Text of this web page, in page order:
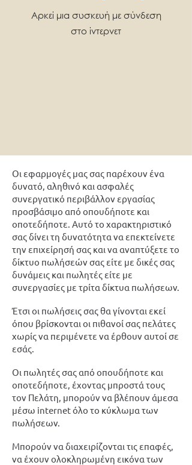
Αρκεί μια συσκευή με σύνδεση
στο ίντερνετ
Οι εφαρμογές μας σας παρέχουν ένα
δυνατό, αληθινό και ασφαλές
συνεργατικό περιβάλλον εργασίας
προσβάσιμο από οπουδήποτε και
οποτεδήποτε. Αυτό το χαρακτηριστικό
σας δίνει τη δυνατότητα να επεκτείνετε
την επιχείρησή σας και να αναπτύξετε το
δίκτυο πωλήσεών σας είτε με δικές σας
δυνάμεις και πωλητές είτε με
συνεργασίες με τρίτα δίκτυα πωλήσεων.
Έτσι οι πωλήσεις σας θα γίνονται εκεί
όπου βρίσκονται οι πιθανοί σας πελάτες
χωρίς να περιμένετε να έρθουν αυτοί σε
εσάς.
Οι πωλητές σας από οπουδήποτε και
οποτεδήποτε, έχοντας μπροστά τους
τον Πελάτη, μπορούν να βλέπουν άμεσα
μέσω internet όλο το κύκλωμα των
πωλήσεων.
Μπορούν να διαχειρίζονται τις επαφές,
να έχουν ολοκληρωμένη εικόνα των